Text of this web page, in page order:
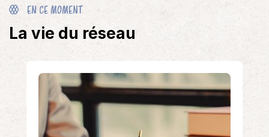
EN CE MOMENT
La vie du réseau